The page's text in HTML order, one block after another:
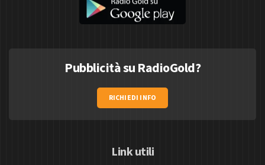
Pubblicità su RadioGold?
RICHIEDI INFO
Link utili